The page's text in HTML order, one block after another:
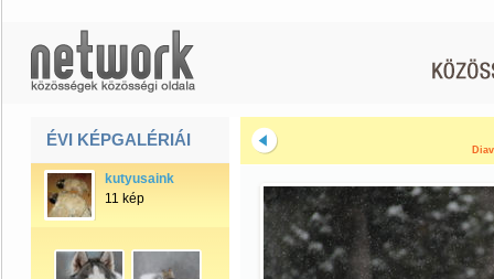
ÉVI KÉPGALÉRIÁI
kutyusaink
11 kép